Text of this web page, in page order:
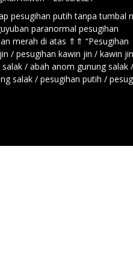
pesugihan putih tanpa tumbal
paranormal pesugihan
merah di atas ⇑⇑ “Pesugihan
/ pesugihan kawin jin / kawin
/ abah anom gunung salak /
salak / pesugihan putih /